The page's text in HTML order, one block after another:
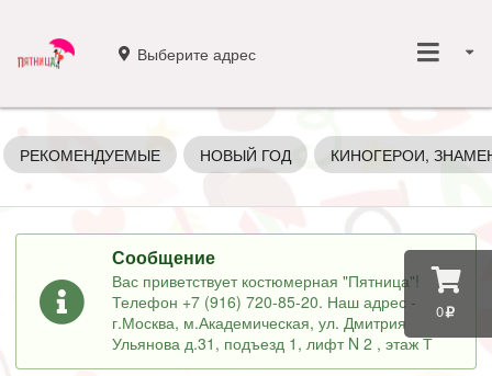
0
Выберите адрес
РЕКОМЕНДУЕМЫЕ НОВЫЙ ГОД КИНОГЕРОИ,
Сообщение
Вас приветствует костюмерная "Пятница"!
Телефон +7 (916) 720-85-20. Наш адрес -
г.Москва, м.Академическая, ул. Дмитрия
Ульянова д.31, подъезд 1, лифт N 2 , этаж Т